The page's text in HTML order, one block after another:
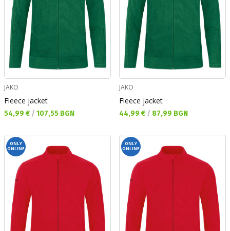
JAKO
Fleece jacket
Текуща цена:
54,99 € / 107,55 BGN
JAKO
Fleece jacket
Текуща цена:
44,99 € / 87,99 BGN
ONLY
ONLINE
ONLY
ONLINE